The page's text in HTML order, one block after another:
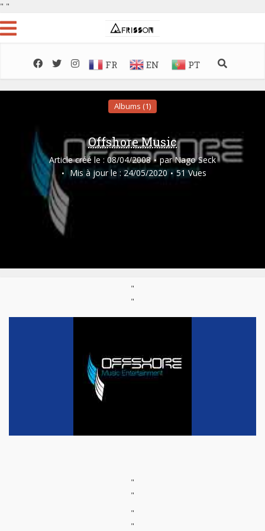
" "
FR EN PT
Albums (1)
Offshore Music
Article créé le : 08/04/2008 par Nago Seck
Mis à jour le : 24/05/2020
51 Vues
"
"
"
"
"
"